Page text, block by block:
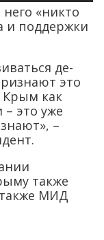
«никто
и поддержки
де-
это
Крым как
это уже
–
также
МИД